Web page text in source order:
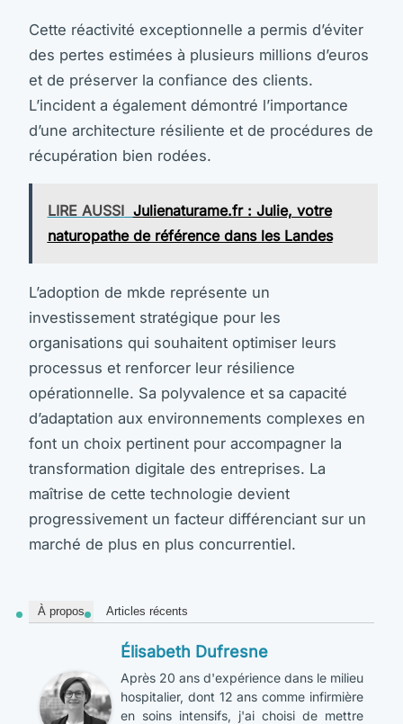
Cette réactivité exceptionnelle a permis d’éviter
des pertes estimées à plusieurs millions d’euros
et de préserver la confiance des clients.
L’incident a également démontré l’importance
d’une architecture résiliente et de procédures de
récupération bien rodées.
LIRE AUSSI Julienaturame.fr : Julie, votre
naturopathe de référence dans les Landes
L’adoption de mkde représente un
investissement stratégique pour les
organisations qui souhaitent optimiser leurs
processus et renforcer leur résilience
opérationnelle. Sa polyvalence et sa capacité
d’adaptation aux environnements complexes en
font un choix pertinent pour accompagner la
transformation digitale des entreprises. La
maîtrise de cette technologie devient
progressivement un facteur différenciant sur un
marché de plus en plus concurrentiel.
À propos Articles récents
Élisabeth Dufresne
Après 20 ans d'expérience dans le milieu
hospitalier, dont 12 ans comme infirmière
en soins intensifs, j'ai choisi de mettre